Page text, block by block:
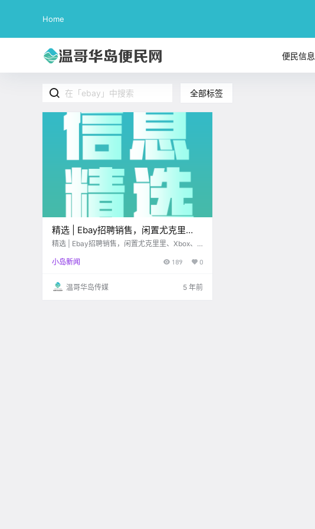
Home
便民信息
全部标签
精选 | Ebay招聘销售，闲置尤克里
里、Xbox、PS5…
精选 | Ebay招聘销售，闲置尤克里里、Xbox、P
小岛新闻
189 0
温哥华岛传媒 5 年前